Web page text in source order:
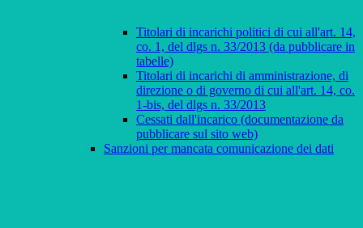
Titolari di incarichi politici di cui all'art. 14,
co. 1, del dlgs n. 33/2013 (da pubblicare in
tabelle)
Titolari di incarichi di amministrazione, di
direzione o di governo di cui all'art. 14, co.
1-bis, del dlgs n. 33/2013
Cessati dall'incarico (documentazione da
pubblicare sul sito web)
Sanzioni per mancata comunicazione dei dati